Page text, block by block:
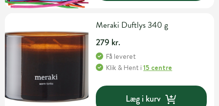
Meraki Duftlys 340 g
279 kr.
Få leveret
Klik & Hent i15 centre
Læg i kurv